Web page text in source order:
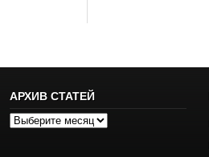
АРХИВ СТАТЕЙ
Архив